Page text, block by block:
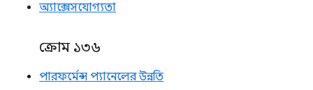
অ্যাক্সেসযোগ্যতা
ক্রোম ১৩৬
পারফর্মেন্স প্যানেলের উন্নতি